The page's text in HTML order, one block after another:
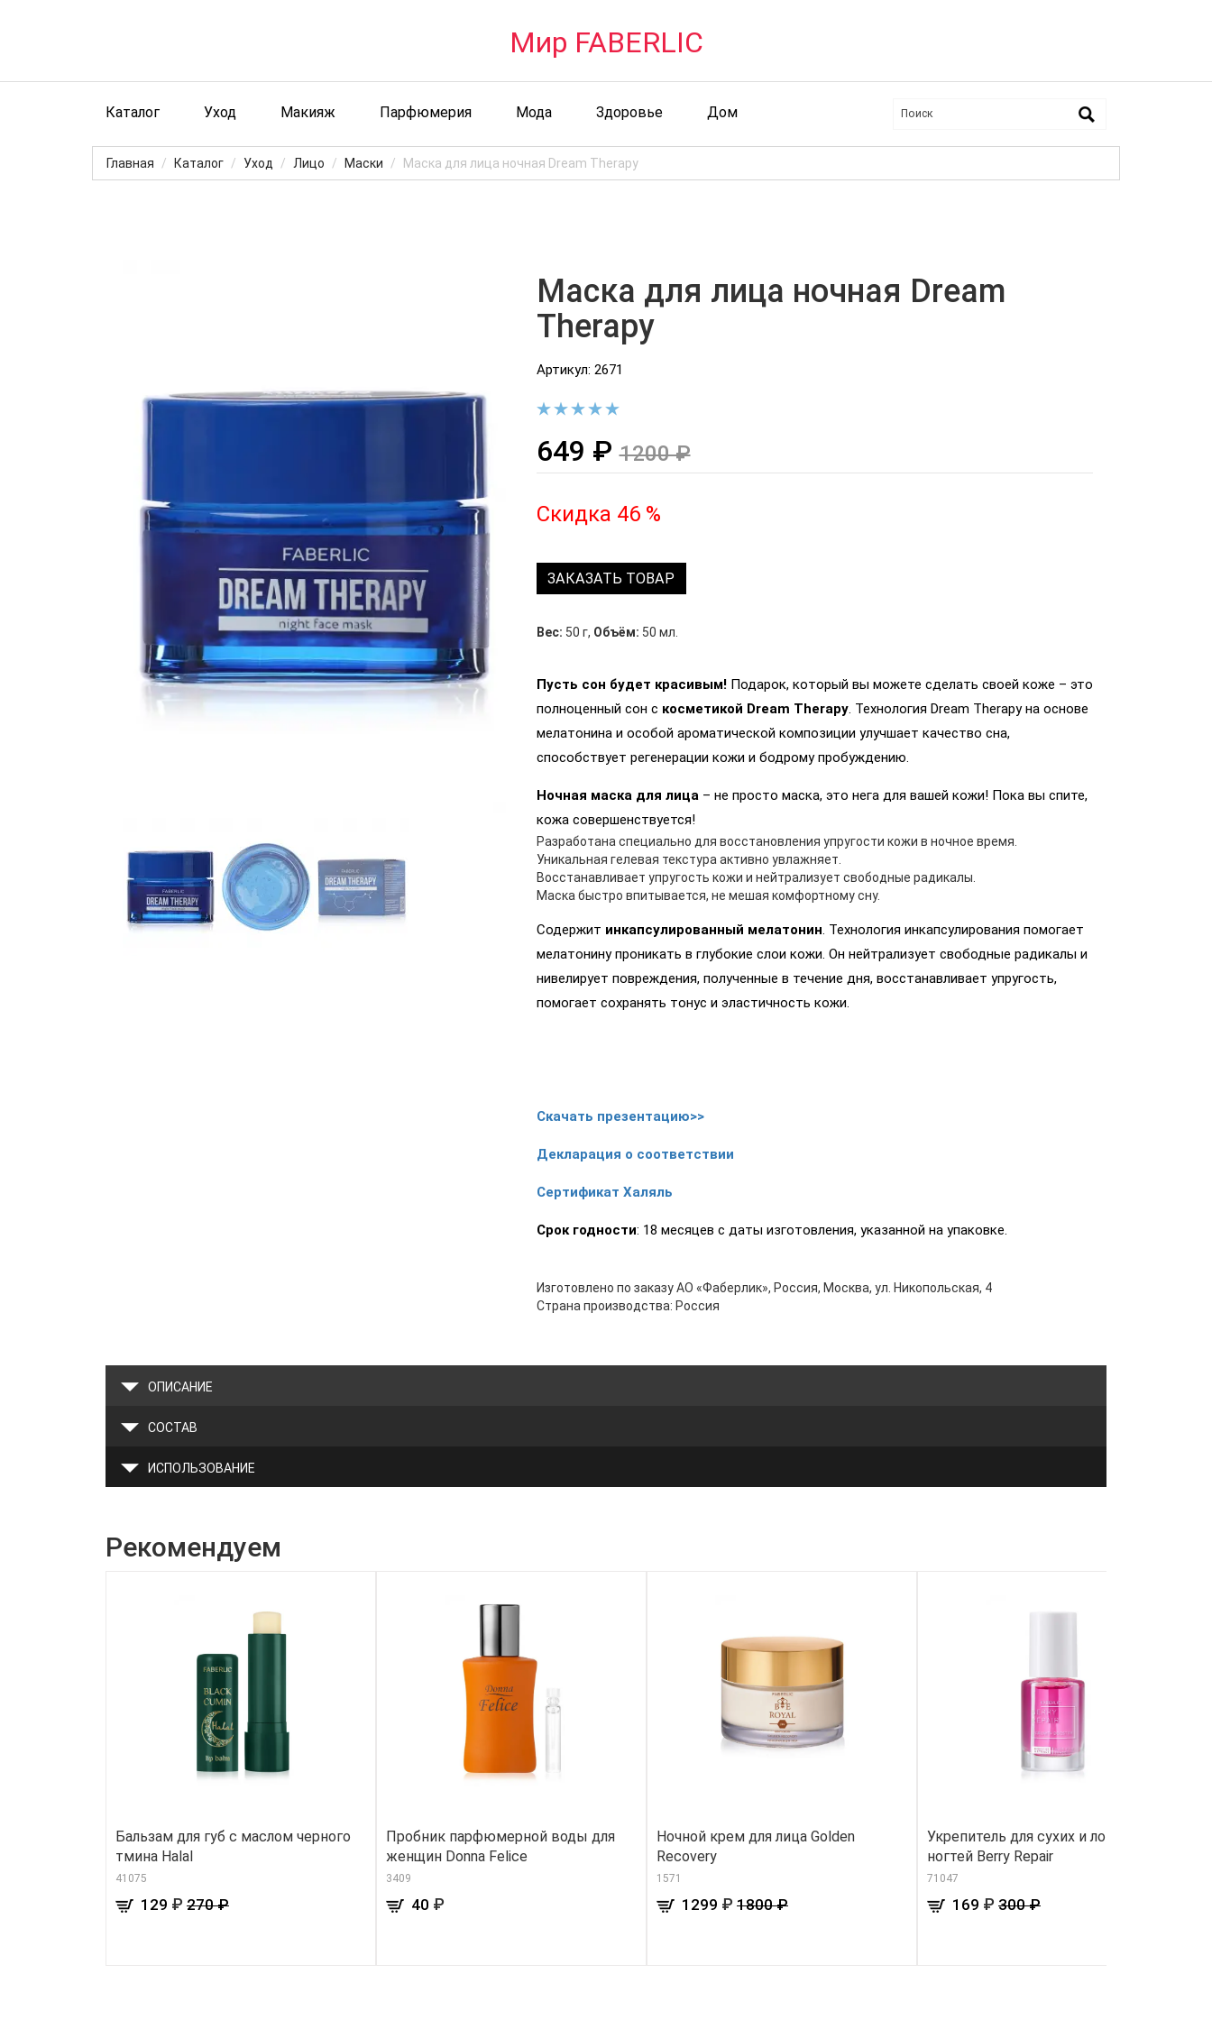
Мир FABERLIC
Каталог Уход Макияж Парфюмерия Мода Здоровье Дом
Главная Каталог Уход Лицо Маски Маска для лица ночная Dream Therapy
Маска для лица ночная Dream
Therapy
Артикул: 2671
649 ₽1200 ₽
Скидка 46 %
ЗАКАЗАТЬ ТОВАР
Вес: 50 г, Объём: 50 мл.
Пусть сон будет красивым!Подарок, который вы можете сделать своей коже – это
полноценный сон с косметикой Dream Therapy. Технология Dream Therapy на основе
мелатонина и особой ароматической композиции улучшает качество сна,
способствует регенерации кожи и бодрому пробуждению.
Ночная маска для лица– не просто маска, это нега для вашей кожи! Пока вы спите,
кожа совершенствуется!
Разработана специально для восстановления упругости кожи в ночное время.
Уникальная гелевая текстура активно увлажняет.
Восстанавливает упругость кожи и нейтрализует свободные радикалы.
Маска быстро впитывается, не мешая комфортному сну.
Содержит инкапсулированный мелатонин. Технология инкапсулирования помогает
мелатонину проникать в глубокие слои кожи. Он нейтрализует свободные радикалы и
нивелирует повреждения, полученные в течение дня, восстанавливает упругость,
помогает сохранять тонус и эластичность кожи.
Скачать презентацию>>
Декларация о соответствии
Сертификат Халяль
Срок годности: 18 месяцев с даты изготовления, указанной на упаковке.
Изготовлено по заказу АО «Фаберлик», Россия, Москва, ул. Никопольская, 4
Страна производства: Россия
ОПИСАНИЕ
СОСТАВ
ИСПОЛЬЗОВАНИЕ
Рекомендуем
Бальзам для губ с маслом черного
тмина Halal
41075
129 ₽ 270 ₽
Пробник парфюмерной воды для
женщин Donna Felice
3409
40 ₽
Ночной крем для лица Golden
Recovery
1571
1299 ₽ 1800 ₽
Укрепитель для сухих и ломких
ногтей Berry Repair
71047
169 ₽ 300 ₽